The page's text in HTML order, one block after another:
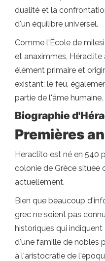
dualité et la
d'un équilibre universel.
Comme l'École de
et anaximmes,
élément primaire et
existant: le feu,
partie de l'âme humaine.
Biographie
Premières
Heraclito est né en 540
colonie de Grèce située
actuellement.
Bien que beaucoup
grec ne soient pas
historiques qui
d'une famille de nobles
à l'aristocratie de